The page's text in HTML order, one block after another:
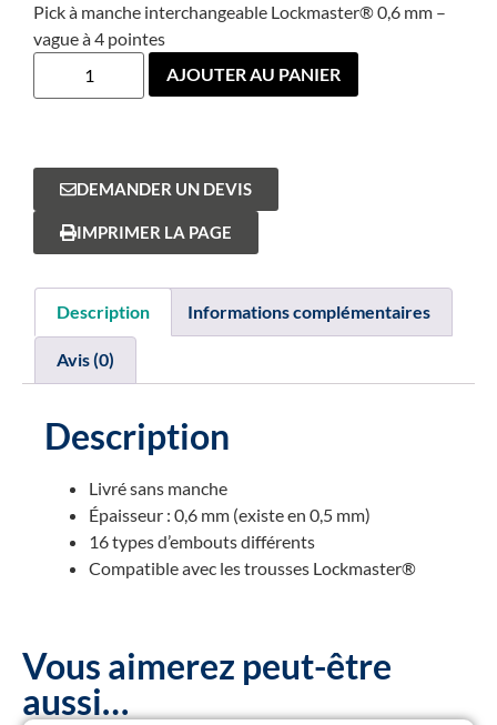
Pick à manche interchangeable Lockmaster® 0,6 mm –
vague à 4 pointes
AJOUTER AU PANIER
DEMANDER UN DEVIS
IMPRIMER LA PAGE
Description Informations complémentaires
Avis (0)
Description
Livré sans manche
Épaisseur : 0,6 mm (existe en 0,5 mm)
16 types d’embouts différents
Compatible avec les trousses Lockmaster®
Vous aimerez peut-être
aussi…